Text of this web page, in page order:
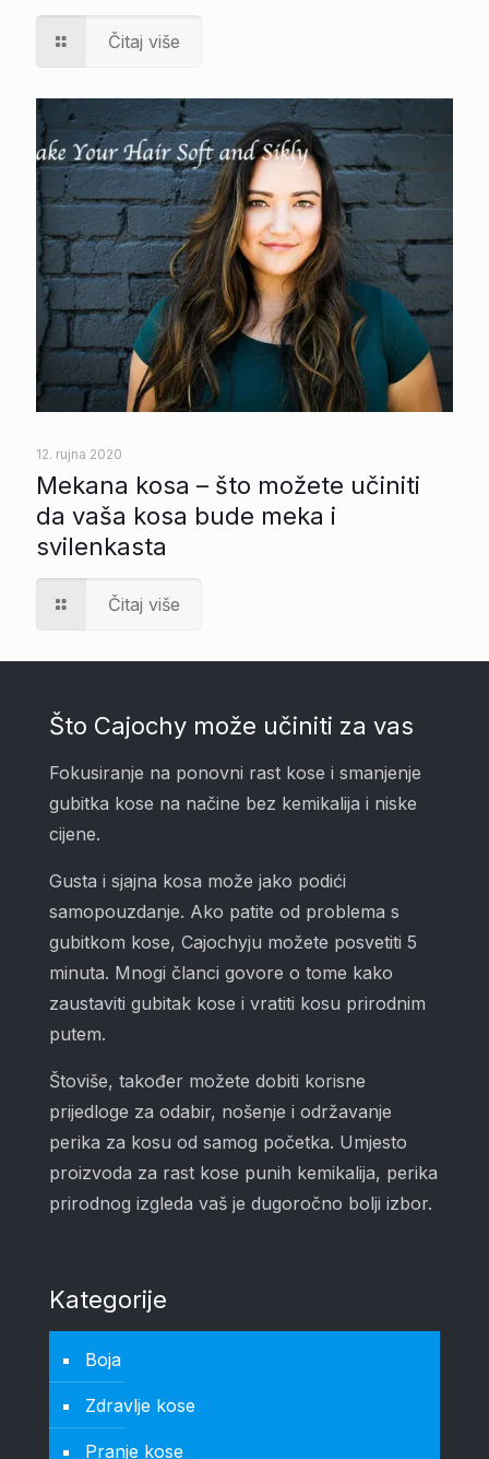
Čitaj više
12. rujna 2020
Mekana kosa – što možete učiniti
da vaša kosa bude meka i
svilenkasta
Čitaj više
Što Cajochy može učiniti za vas
Fokusiranje na ponovni rast kose i smanjenje
gubitka kose na načine bez kemikalija i niske
cijene.
Gusta i sjajna kosa može jako podići
samopouzdanje. Ako patite od problema s
gubitkom kose, Cajochyju možete posvetiti 5
minuta. Mnogi članci govore o tome kako
zaustaviti gubitak kose i vratiti kosu prirodnim
putem.
Štoviše, također možete dobiti korisne
prijedloge za odabir, nošenje i održavanje
perika za kosu od samog početka. Umjesto
proizvoda za rast kose punih kemikalija, perika
prirodnog izgleda vaš je dugoročno bolji izbor.
Kategorije
Boja
Zdravlje kose
Pranje kose